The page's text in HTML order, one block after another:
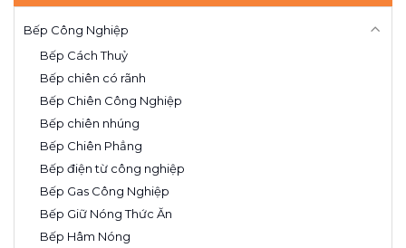
Bếp Công Nghiệp
Bếp Cách Thuỷ
Bếp chiên có rãnh
Bếp Chiên Công Nghiệp
Bếp chiên nhúng
Bếp Chiên Phẳng
Bếp điện từ công nghiệp
Bếp Gas Công Nghiệp
Bếp Giữ Nóng Thức Ăn
Bếp Hâm Nóng